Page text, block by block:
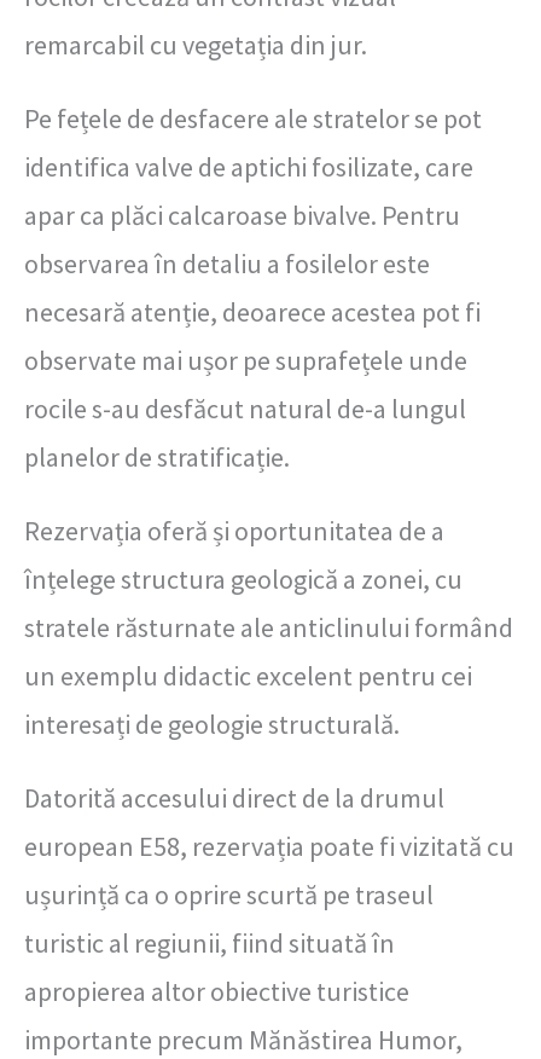
remarcabil cu vegetația din jur.
Pe fețele de desfacere ale stratelor se pot
identifica valve de aptichi fosilizate, care
apar ca plăci calcaroase bivalve. Pentru
observarea în detaliu a fosilelor este
necesară atenție, deoarece acestea pot fi
observate mai ușor pe suprafețele unde
rocile s-au desfăcut natural de-a lungul
planelor de stratificație.
Rezervația oferă și oportunitatea de a
înțelege structura geologică a zonei, cu
stratele răsturnate ale anticlinului formând
un exemplu didactic excelent pentru cei
interesați de geologie structurală.
Datorită accesului direct de la drumul
european E58, rezervația poate fi vizitată cu
ușurință ca o oprire scurtă pe traseul
turistic al regiunii, fiind situată în
apropierea altor obiective turistice
importante precum Mănăstirea Humor,